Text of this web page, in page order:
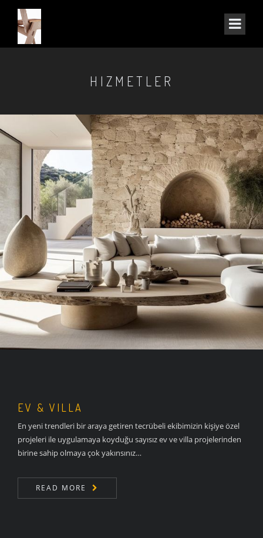
HIZMETLER
EV & VILLA
En yeni trendleri bir araya getiren tecrübeli ekibimizin kişiye özel
projeleri ile uygulamaya koyduğu sayısız ev ve villa projelerinden
birine sahip olmaya çok yakınsınız…
READ MORE